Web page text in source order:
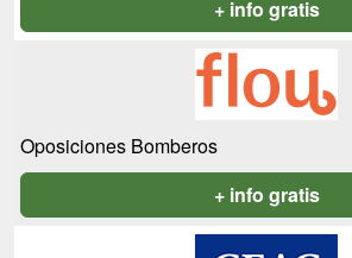
+ info gratis
Oposiciones Bomberos
+ info gratis